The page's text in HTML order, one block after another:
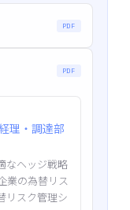
PDF
PDF
理・調達部
なヘッジ戦略
業の為替リス
リスク管理シ